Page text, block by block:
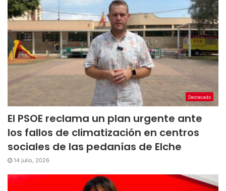
Destacado
El PSOE reclama un plan urgente ante
los fallos de climatización en centros
sociales de las pedanías de Elche
14 julio, 2026